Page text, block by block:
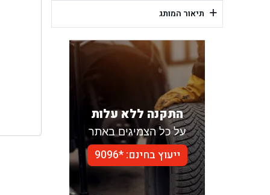
+ תיאור המותג
התקנה ללא עלות
על כל הצמיגים באתר
ייעוץ בחינם: *9096